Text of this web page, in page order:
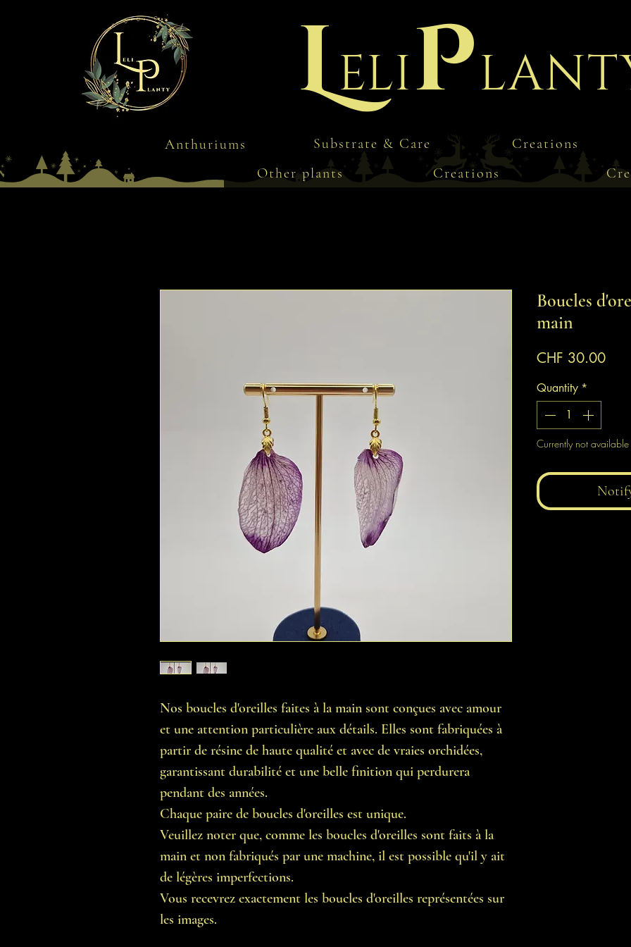
LeliP
Anthuriums
Other plants
Substrate & Care Creations
Creations
Nos boucles d'oreilles faites à la main sont conçues avec amour
et une attention particulière aux détails. Elles sont fabriquées à
partir de résine de haute qualité et avec de vraies orchidées,
garantissant durabilité et une belle finition qui perdurera
pendant des années.
Chaque paire de boucles d'oreilles est unique.
Veuillez noter que, comme les boucles d'oreilles sont faits à la
main et non fabriqués par une machine, il est possible qu'il y ait
de légères imperfections.
Vous recevrez exactement les boucles d'oreilles représentées sur
les images.
Boucles
main
CHF 30.00Price
Quantity *
Currently not available